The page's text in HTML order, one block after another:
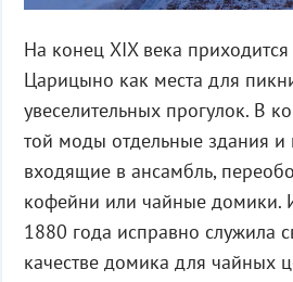
На конец XIX века
Царицыно как места для
увеселительных прогулок. В
той моды отдельные здания и
входящие в ансамбль,
кофейни или чайные домики.
1880 года исправно служила
качестве домика для чайных